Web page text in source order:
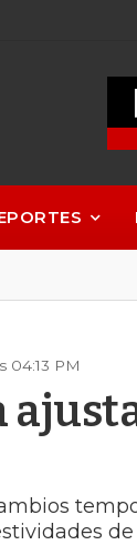
04:13 PM